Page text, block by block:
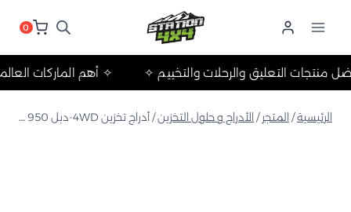
0
✧ أهم ✧ أفضل منتجات التعليق والرحلات والتخييم ✧ ✧
الرئيسية/ المتجر / الأدراج و حلول التخزين/ أدراج تخزين 4WD-دبل 950 مزود بسطح متحرك مفرد